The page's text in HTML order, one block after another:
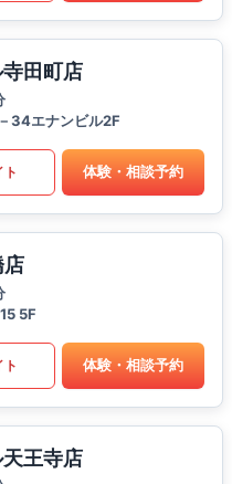
田町店
34エナンビル2F
ト 体験・相談予約
店
5F
ト 体験・相談予約
王寺店